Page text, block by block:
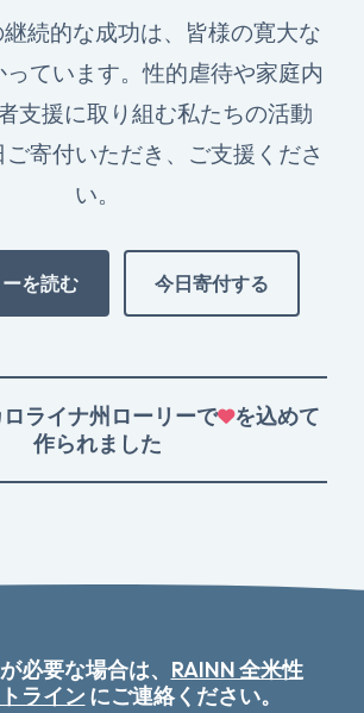
続的な成功は、皆様の寛大な
っています。性的虐待や家庭内
支援に取り組む私たちの活動
寄付いただき、ご支援くださ
い。
を読む 今日寄付する
ライナ州ローリーで
を込めて
作られました
必要な場合は、 RAINN 全米性
ライン にご連絡ください。